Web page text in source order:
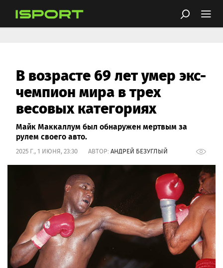
В возрасте 69 лет умер экс-
чемпион мира в трех
весовых категориях
Майк Маккаллум был обнаружен мертвым за
рулем своего авто.
2025 Г., 1 ИЮНЯ, 23:30 АВТОР: АНДРЕЙ БЕЗУГЛЫЙ